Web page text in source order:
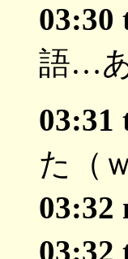
03:30
語…
03:31
た（ｗ
03:32
03:32